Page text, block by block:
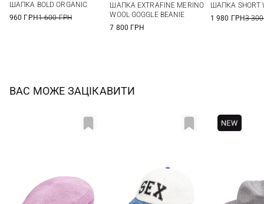
ШАПКА BOLD ORGANIC
960 ГРН1 600 ГРН
ШАПКА EXTRAFINE MERINO
WOOL GOGGLE BEANIE
7 800 ГРН
ШАПКА SHORT
1 980 ГРН3
ВАС МОЖЕ ЗАЦІКАВИТИ